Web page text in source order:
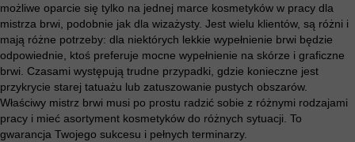
możliwe oparcie się tylko na jednej marce kosmetyków w pracy dla
mistrza brwi, podobnie jak dla wizażysty. Jest wielu klientów, są różni i
mają różne potrzeby: dla niektórych lekkie wypełnienie brwi będzie
odpowiednie, ktoś preferuje mocne wypełnienie na skórze i graficzne
brwi. Czasami występują trudne przypadki, gdzie konieczne jest
przykrycie starej tatuażu lub zatuszowanie pustych obszarów.
Właściwy mistrz brwi musi po prostu radzić sobie z różnymi rodzajami
pracy i mieć asortyment kosmetyków do różnych sytuacji. To
gwarancja Twojego sukcesu i pełnych terminarzy.